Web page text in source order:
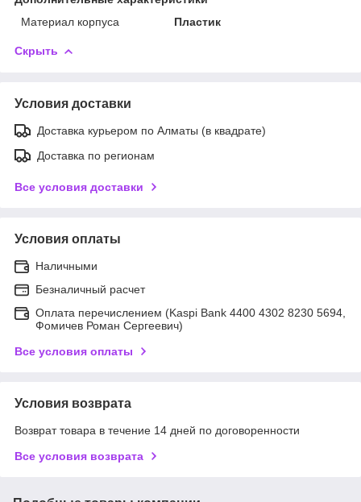
Материал корпуса
Пластик
Скрыть
Условия доставки
Доставка курьером по Алматы (в квадрате)
Доставка по регионам
Все условия доставки
Условия оплаты
Наличными
Безналичный расчет
Оплата перечислением (Kaspi Bank 4400 4302 8230 5694,
Фомичев Роман Сергеевич)
Все условия оплаты
Условия возврата
Возврат товара в течение 14 дней по договоренности
Все условия возврата